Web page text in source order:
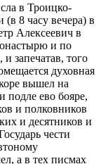
в Троицко-
8 часу вечера) в
Алексеевич в
и по
запечатав, того
духовная
вышел на
подле ево бояре,
и полковников
и десятников и
чести
а в тех писмах